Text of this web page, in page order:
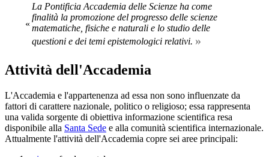
«
La Pontificia Accademia delle Scienze ha come
finalità la promozione del progresso delle scienze
matematiche, fisiche e naturali e lo studio delle
questioni e dei temi epistemologici relativi. »
Attività dell'Accademia
L'Accademia e l'appartenenza ad essa non sono influenzate da
fattori di carattere nazionale, politico o religioso; essa rappresenta
una valida sorgente di obiettiva informazione scientifica resa
disponibile alla Santa Sede e alla comunità scientifica internazionale.
Attualmente l'attività dell'Accademia copre sei aree principali: